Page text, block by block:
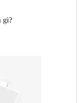
gì?